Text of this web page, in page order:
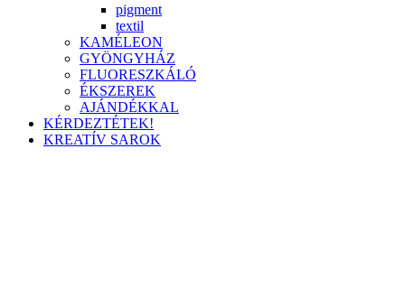
pigment
textil
KAMÉLEON
GYÖNGYHÁZ
FLUORESZKÁLÓ
ÉKSZEREK
AJÁNDÉKKAL
KÉRDEZTÉTEK!
KREATÍV SAROK